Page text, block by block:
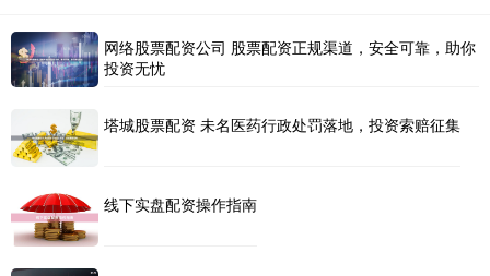
网络股票配资公司 股票配资正规渠道，安全可靠，助你
投资无忧
塔城股票配资 未名医药行政处罚落地，投资索赔征集
线下实盘配资操作指南